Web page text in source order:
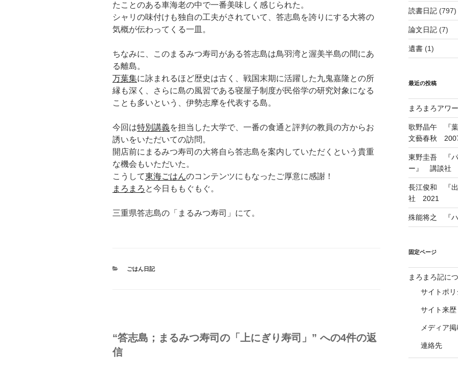
たことのある車海老の中で一番美味しく感じられた。
シャリの味付けも独自の工夫がされていて、答志島を誇りにする大将の
気概が伝わってくる一皿。
ちなみに、このまるみつ寿司がある答志島は鳥羽湾と渥美半島の間にあ
る離島。
万葉集に詠まれるほど歴史は古く、戦国末期に活躍した九鬼嘉隆との所
縁も深く、さらに島の風習である寝屋子制度が民俗学の研究対象になる
ことも多いという、伊勢志摩を代表する島。
今回は特別講義を担当した大学で、一番の食通と評判の教員の方からお
誘いをいただいての訪問。
開店前にまるみつ寿司の大将自ら答志島を案内していただくという貴重
な機会もいただいた。
こうして東海ごはんのコンテンツにもなったご厚意に感謝！
まろまろ と今日ももぐもぐ。
三重県答志島の「まるみつ寿司」にて。
カ
ごはん日記
“答志島；まるみつ寿司の「上にぎり寿司」” への4件の返
信
読書日記(797)
論文日記(7)
遺書(1)
最近の投稿
まろまろアワ
歌野晶午 『
文藝春秋
東野圭吾 『パ
ー』 講談社
長江俊和 『
社 2021
殊能将之 『
固定ページ
まろまろ記に
サイトポリ
サイト来歴
メディア
連絡先